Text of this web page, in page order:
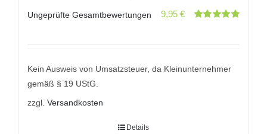
Ungeprüfte Gesamtbewertungen 9,95 €
Kein Ausweis von Umsatzsteuer, da Kleinunternehmer
gemäß § 19 UStG.
zzgl. Versandkosten
Details